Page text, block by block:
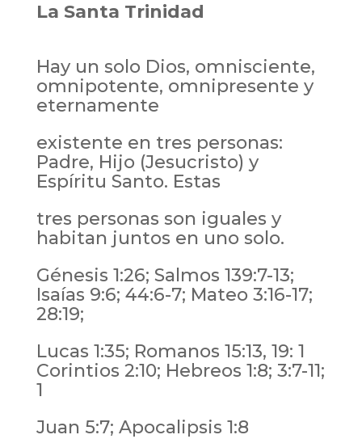
La Santa Trinidad
Hay un solo Dios, omnisciente,
omnipotente, omnipresente y
eternamente
existente en tres personas:
Padre, Hijo (Jesucristo) y
Espíritu Santo. Estas
tres personas son iguales y
habitan juntos en uno solo.
Génesis 1:26; Salmos 139:7-13;
Isaías 9:6; 44:6-7; Mateo 3:16-17;
28:19;
Lucas 1:35; Romanos 15:13, 19: 1
Corintios 2:10; Hebreos 1:8; 3:7-11;
1
Juan 5:7; Apocalipsis 1:8